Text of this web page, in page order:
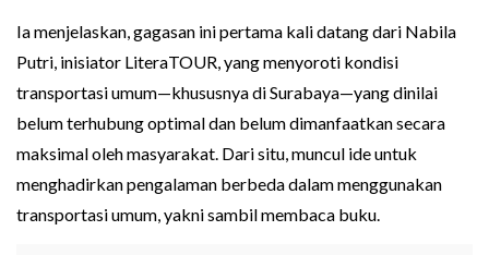
Ia menjelaskan, gagasan ini pertama kali datang dari Nabila
Putri, inisiator LiteraTOUR, yang menyoroti kondisi
transportasi umum—khususnya di Surabaya—yang dinilai
belum terhubung optimal dan belum dimanfaatkan secara
maksimal oleh masyarakat. Dari situ, muncul ide untuk
menghadirkan pengalaman berbeda dalam menggunakan
transportasi umum, yakni sambil membaca buku.